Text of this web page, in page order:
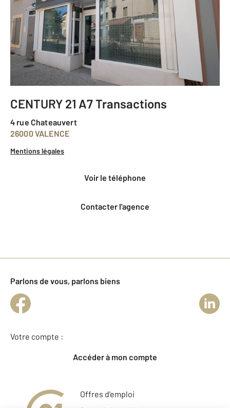
CENTURY 21 A7 Transactions
4 rue Chateauvert
26000 VALENCE
Mentions légales
voir le téléphone
Contacter l'agence
Parlons de vous, parlons biens
Votre compte :
Accéder à mon compte
Offres d'emploi